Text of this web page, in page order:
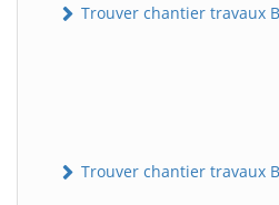
Trouver chantier travaux
Trouver chantier travaux